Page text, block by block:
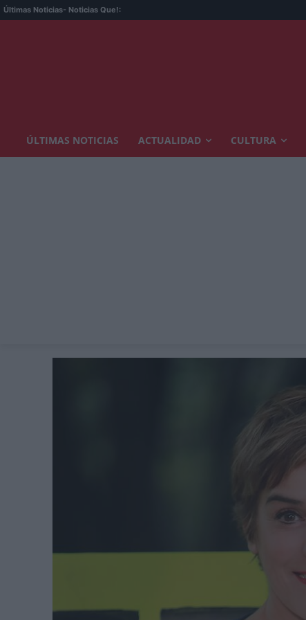
Últimas Noticias- Noticias Que!:
ÚLTIMAS NOTICIAS ACTUALIDAD CULTURA